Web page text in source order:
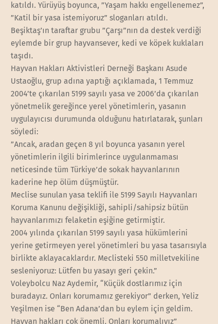
katıldı. Yürüyüş boyunca, ”Yaşam hakkı engellenemez”,
”Katil bir yasa istemiyoruz” sloganları atıldı.
Beşiktaş’ın taraftar grubu ”Çarşı”nın da destek verdiği
eylemde bir grup hayvansever, kedi ve köpek kuklaları
taşıdı.
Hayvan Hakları Aktivistleri Derneği Başkanı Asude
Ustaoğlu, grup adına yaptığı açıklamada, 1 Temmuz
2004’te çıkarılan 5199 sayılı yasa ve 2006’da çıkarılan
yönetmelik gereğince yerel yönetimlerin, yasanın
uygulayıcısı durumunda olduğunu hatırlatarak, şunları
söyledi:
”Ancak, aradan geçen 8 yıl boyunca yasanın yerel
yönetimlerin ilgili birimlerince uygulanmaması
neticesinde tüm Türkiye’de sokak hayvanlarının
kaderine hep ölüm düşmüştür.
Meclise sunulan yasa teklifi ile 5199 Sayılı Hayvanları
Koruma Kanunu değişikliği, sahipli/sahipsiz bütün
hayvanlarımızı felaketin eşiğine getirmiştir.
2004 yılında çıkarılan 5199 sayılı yasa hükümlerini
yerine getirmeyen yerel yönetimleri bu yasa tasarısıyla
birlikte aklayacaklardır. Meclisteki 550 milletvekiline
sesleniyoruz: Lütfen bu yasayı geri çekin.”
Voleybolcu Naz Aydemir, “Küçük dostlarımız için
buradayız. Onları korumamız gerekiyor” derken, Yeliz
Yeşilmen ise “Ben Adana’dan bu eylem için geldim.
Hayvan hakları çok önemli. Onları korumalıyız”